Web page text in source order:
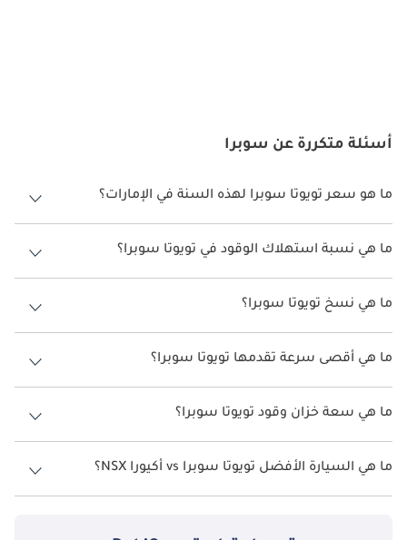
أسئلة متكررة عن سوبرا
ما هو سعر تويوتا سوبرا لهذه السنة في الإمارات؟
تويوتا سوبرا لهذه السنة في الإمارات هو 227,900 -
229,900.
ما هي نسبة استهلاك الوقود في تويوتا سوبرا؟
اقترحت الشركة المصنعة أن تكون نسبة توفير استهلاك الوقود لسيارة تويوتا
سوبرا هو 9 كم/ليتر - 10 كم/ليتر.
ما هي نسخ تويوتا سوبرا؟
نسخ تويوتا سوبرا هي GR 3.0L M/T و GR 3.0L.
ما هي أقصى سرعة تقدمها تويوتا سوبرا؟
السرعة القصوى تويوتا سوبرا هي 250 كم/الساعة.
ما هي سعة خزان وقود تويوتا سوبرا؟
تبلغ سعة خزان الوقود في تويوتا سوبرا 52 ليتر.
ما هي السيارة الأفضل تويوتا سوبرا vs أكيورا NSX؟
تبدأ أسعارتويوتا سوبرافي الإمارات من 227,900 إماراتي، وتبدأ أسعارأكيورا